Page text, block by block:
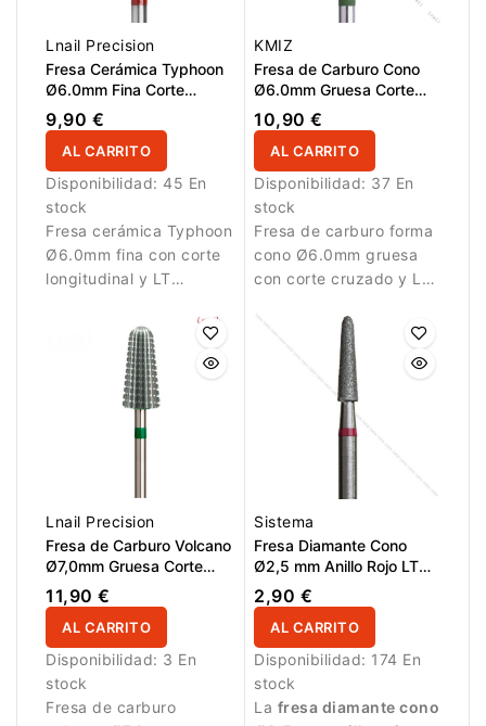
Lnail Precision
Fresa Cerámica Typhoon
Ø6.0mm Fina Corte
Longitudinal LT 14.5mm
L/R
9,90 €
AL CARRITO
Disponibilidad: 45 En
stock
Fresa cerámica Typhoon
Ø6.0mm fina con corte
longitudinal y LT
KMIZ
Fresa de Carburo Cono
Ø6.0mm Gruesa Corte
Cruzado LT 13.0mm
10,90 €
AL CARRITO
Disponibilidad: 37 En
stock
Fresa de carburo forma
cono Ø6.0mm gruesa
con corte cruzado y LT
retirar material artificial
de forma eficiente.
Lnail Precision
Fresa de Carburo Volcano
Ø7,0mm Gruesa Corte
Longitudinal LT 15,0mm
L/R
11,90 €
AL CARRITO
Disponibilidad: 3 En
stock
Fresa de carburo
Sistema
Fresa Diamante Cono
Ø2,5 mm Anillo Rojo LT
10,0 mm
2,90 €
AL CARRITO
Disponibilidad: 174 En
stock
La fresa diamante cono